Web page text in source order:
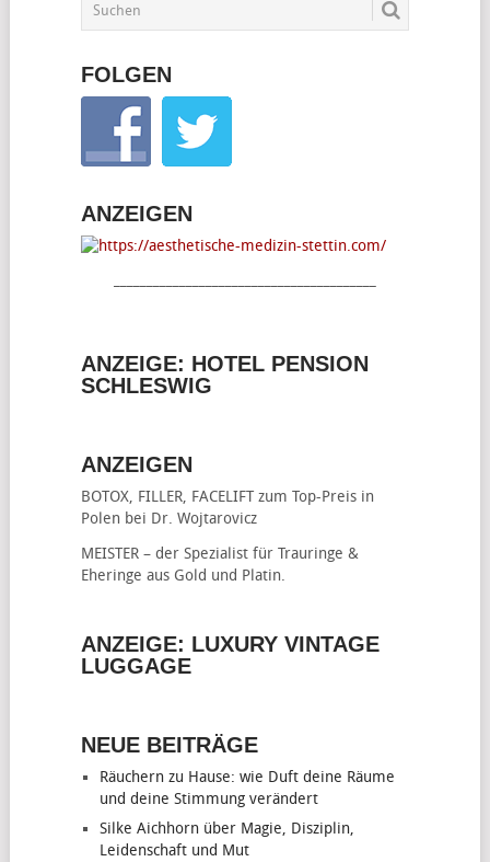
FOLGEN
ANZEIGEN
ANZEIGE: HOTEL PENSION
SCHLESWIG
ANZEIGEN
BOTOX, FILLER, FACELIFTzum Top-Preis in
Polen bei Dr. Wojtarovicz
MEISTER – der Spezialist für Trauringe &
Eheringe aus Gold und Platin.
ANZEIGE: LUXURY VINTAGE
LUGGAGE
NEUE BEITRÄGE
Räuchern zu Hause: wie Duft deine Räume
und deine Stimmung verändert
Silke Aichhorn über Magie, Disziplin,
Leidenschaft und Mut